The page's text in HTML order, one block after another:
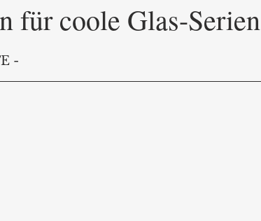
für coole Glas-Serien
-